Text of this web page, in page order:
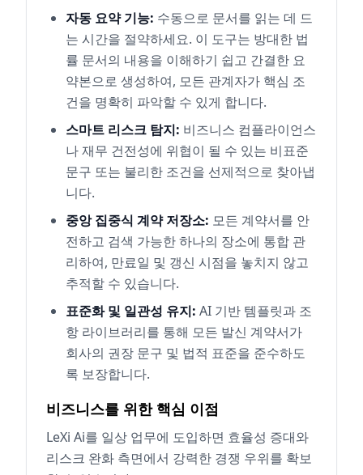
자동 요약 기능: 수동으로 문서를 읽는 데 드
는 시간을 절약하세요. 이 도구는 방대한 법
률 문서의 내용을 이해하기 쉽고 간결한 요
약본으로 생성하여, 모든 관계자가 핵심 조
건을 명확히 파악할 수 있게 합니다.
스마트 리스크 탐지: 비즈니스 컴플라이언스
나 재무 건전성에 위협이 될 수 있는 비표준
문구 또는 불리한 조건을 선제적으로 찾아냅
니다.
중앙 집중식 계약 저장소: 모든 계약서를 안
전하고 검색 가능한 하나의 장소에 통합 관
리하여, 만료일 및 갱신 시점을 놓치지 않고
추적할 수 있습니다.
표준화 및 일관성 유지: AI 기반 템플릿과 조
항 라이브러리를 통해 모든 발신 계약서가
회사의 권장 문구 및 법적 표준을 준수하도
록 보장합니다.
비즈니스를 위한 핵심 이점
LeXi Ai를 일상 업무에 도입하면 효율성 증대와
리스크 완화 측면에서 강력한 경쟁 우위를 확보